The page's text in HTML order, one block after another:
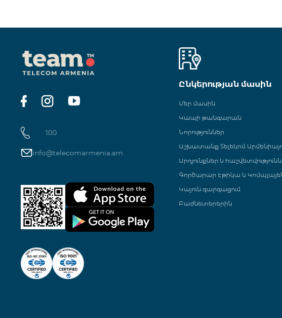
100
info@telecomarmenia.am
Ընկերության մասին
Մեր մասին
Կապի թանգարան
Նորություններ
Աշխատանք Տելեկոմ
Արդյունքներ և
Գործարար Էթիկա և
Կայուն զարգացում
Բաժնետերերին